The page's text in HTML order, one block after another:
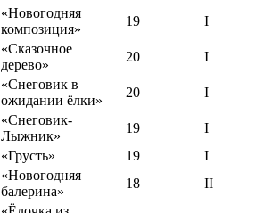
«Новогодняя
композиция»
19 I
«Сказочное
дерево»
20 I
«Снеговик в
ожидании ёлки»
20 I
«Снеговик-
Лыжник»
19
I
«Грусть» 19
I
«Новогодняя
балерина»
18 II